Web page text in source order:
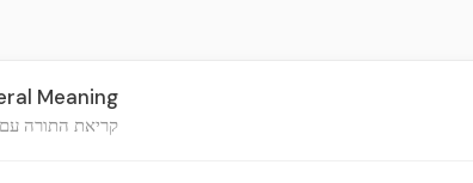
Meaning
קריאת התורה